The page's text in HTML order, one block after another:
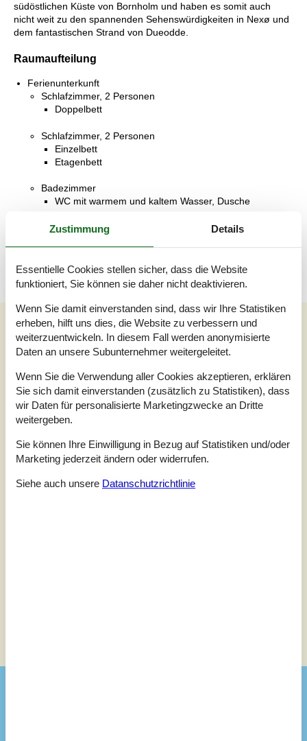
südöstlichen Küste von Bornholm und haben es somit auch
nicht weit zu den spannenden Sehenswürdigkeiten in Nexø und
dem fantastischen Strand von Dueodde.
Raumaufteilung
Ferienunterkunft
Schlafzimmer, 2 Personen
Doppelbett
Schlafzimmer, 2 Personen
Einzelbett
Etagenbett
Badezimmer
WC mit warmem und kaltem Wasser, Dusche
Terrasse
Unsere Gästebewertungen
Unsere GästebewertungenExterne Bewertungen
5,0 Bewertung
5 (1)
4
2
1
Zustimmung Details
Essentielle Cookies stellen sicher, dass die Website
funktioniert, Sie können sie daher nicht deaktivieren.
Wenn Sie damit einverstanden sind, dass wir Ihre Statistiken
erheben, hilft uns dies, die Website zu verbessern und
weiterzuentwickeln. In diesem Fall werden anonymisierte
Daten an unsere Subunternehmer weitergeleitet.
Wenn Sie die Verwendung aller Cookies akzeptieren, erklären
Sie sich damit einverstanden (zusätzlich zu Statistiken), dass
wir Daten für personalisierte Marketingzwecke an Dritte
weitergeben.
Sie können Ihre Einwilligung in Bezug auf Statistiken und/oder
Marketing jederzeit ändern oder widerrufen.
Siehe auch unsere Datanschutzrichtlinie